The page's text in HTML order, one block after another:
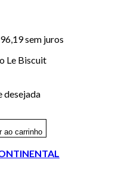
sem juros
Le Biscuit
desejada
ao carrinho